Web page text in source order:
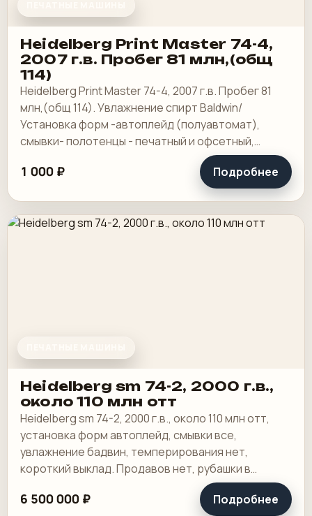
Heidelberg Print Master 74-4,
2007 г.в. Пробег 81 млн,(общ
114)
Heidelberg Print Master 74-4, 2007 г.в. Пробег 81
млн,(общ 114). Увлажнение спирт Baldwin/
Установка форм -автоплейд (полуавтомат),
смывки- полотенцы - печатный и офсетный,
выносной пульт ClassicCenter -PM74 - краски и.
1 000 ₽ Подробнее
Heidelberg sm 74-2, 2000 г.в.,
около 110 млн отт
Heidelberg sm 74-2, 2000 г.в., около 110 млн отт,
установка форм автоплейд, смывки все,
увлажнение бадвин, темперирования нет,
короткий выклад. Продавов нет, рубашки в
хорошем состоянии, таскалки и цепи в хорошем.
6 500 000 ₽ Подробнее